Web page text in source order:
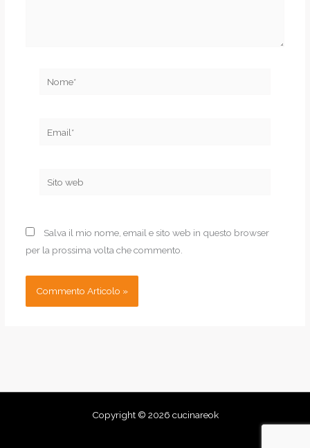
Sito
Salva il mio nome, email e sito web in questo browser
per la prossima volta che commento.
Copyright © 2026 cucinareok